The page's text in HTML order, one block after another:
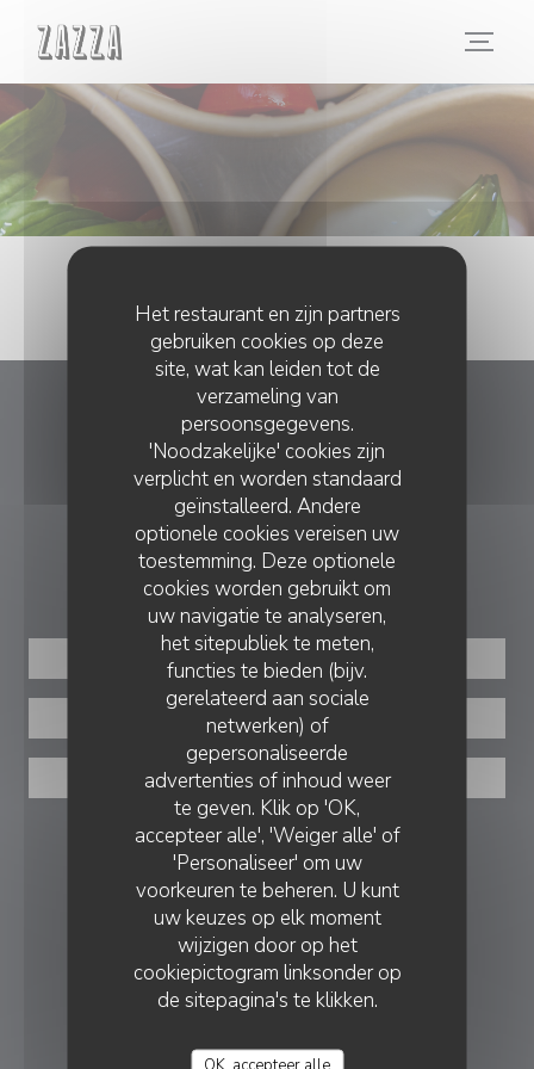
Het restaurant en zijn partners
gebruiken cookies op deze
site, wat kan leiden tot de
verzameling van
persoonsgegevens.
'Noodzakelijke' cookies zijn
verplicht en worden standaard
geïnstalleerd. Andere
optionele cookies vereisen uw
toestemming. Deze optionele
cookies worden gebruikt om
uw navigatie te analyseren,
het sitepubliek te meten,
functies te bieden (bijv.
gerelateerd aan sociale
netwerken) of
gepersonaliseerde
advertenties of inhoud weer
te geven. Klik op 'OK,
accepteer alle', 'Weiger alle' of
'Personaliseer' om uw
voorkeuren te beheren. U kunt
uw keuzes op elk moment
wijzigen door op het
cookiepictogram linksonder op
de sitepagina's te klikken.
OK, accepteer alle
ZAZZA
18 rue du Faubourg Poissonnière 75010 Paris
01 45 23 20 05
RESERVERING
RESERVEER EEN TAFEL
PRIVATISERING
AFHAAL
VOLG ONS
Facebook ((opent in een nieuw
Instagram ((opent in een
NIEUWSBRIEF
BELONINGEN